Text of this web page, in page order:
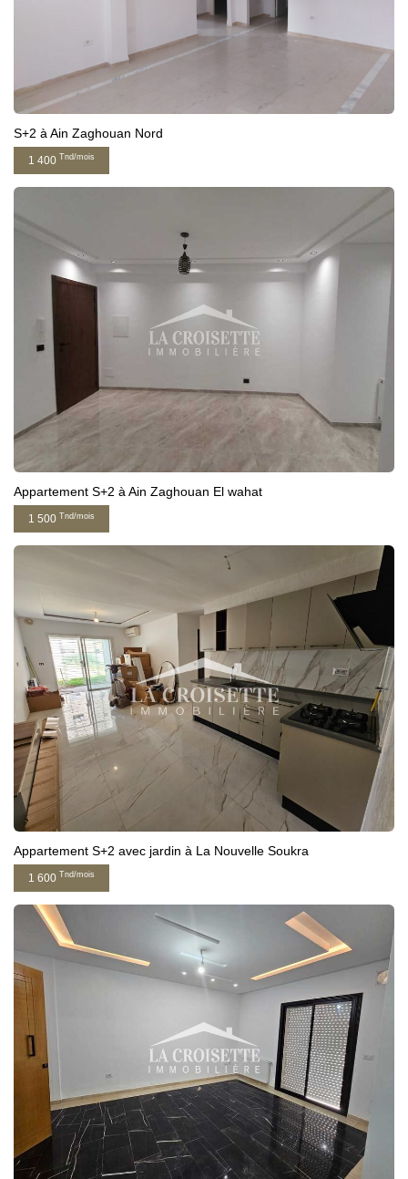
S+2 à Ain Zaghouan Nord
1 400 Tnd/mois
Appartement S+2 à Ain Zaghouan El wahat
1 500 Tnd/mois
Appartement S+2 avec jardin à La Nouvelle Soukra
1 600 Tnd/mois